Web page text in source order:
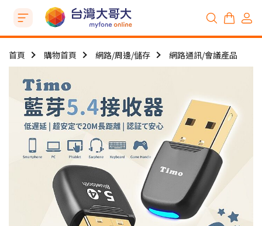
首頁 購物首頁 網路/周邊/儲存 網路通訊/會議產品